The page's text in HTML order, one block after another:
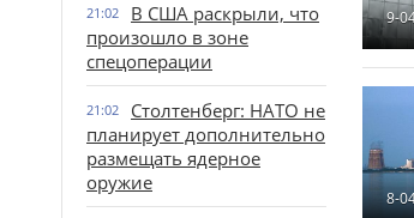
21:02
В США раскрыли, что
произошло в зоне
спецоперации
21:02
Столтенберг: НАТО не
планирует дополнительно
размещать ядерное
оружие
9-
8-